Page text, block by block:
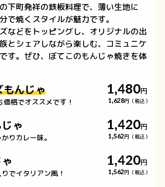
下町発祥の鉄板料理で、薄い生地に
で焼くスタイルが魅力です。
などをトッピングし、オリジナルの出
とシェアしながら楽しむ、コミュニケ
す。ぜひ、ぼてこのもんじゃ焼きを体
もんじゃ
格でオススメです！
1,480円
1,628円（税込）
ゃ
りカレー味。
1,420円
1,562円（税込）
でイタリアン風！
1,420円
1,562円（税込）